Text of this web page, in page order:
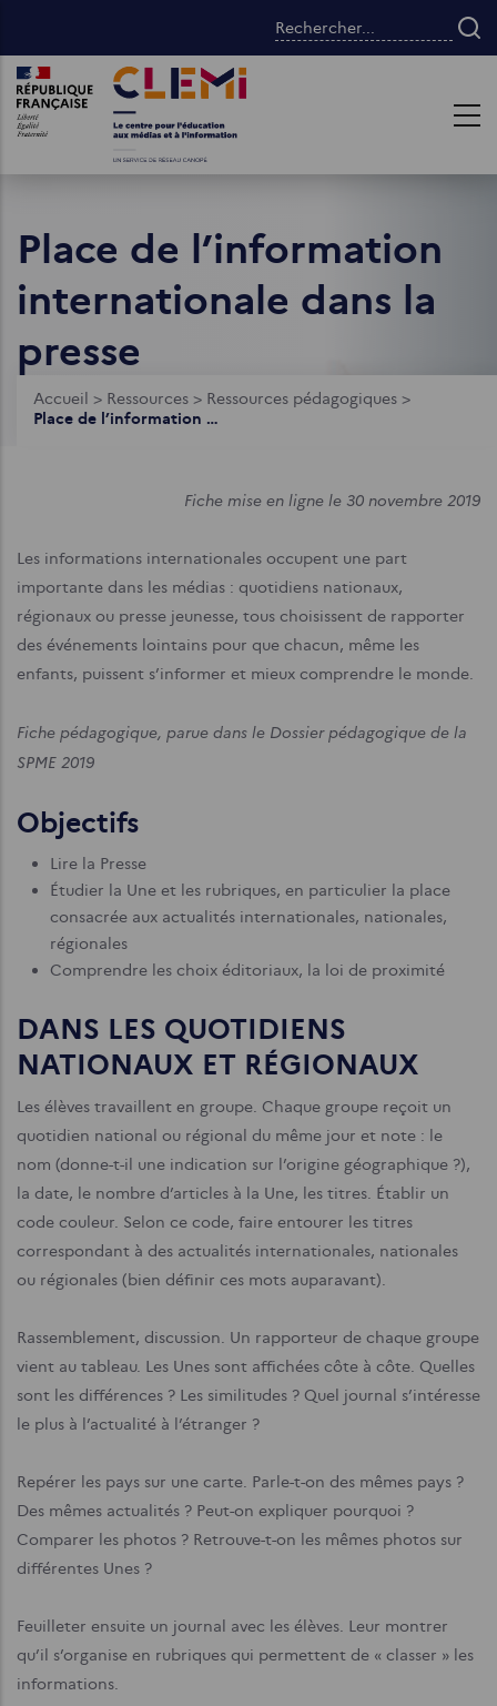
contenu
principal
Rechercher...
Images Images
Place de l’information
internationale dans la
presse
Fil
Accueil > Ressources > Ressources pédagogiques >
Place de l’information internationale dans la presse
Fiche mise en ligne le 30 novembre 2019
Les informations internationales occupent une part
importante dans les médias : quotidiens nationaux,
régionaux ou presse jeunesse, tous choisissent de rapporter
des événements lointains pour que chacun, même les
enfants, puissent s’informer et mieux comprendre le monde.
Fiche pédagogique, parue dans le Dossier pédagogique de la
SPME 2019
Objectifs
Lire la Presse
Étudier la Une et les rubriques, en particulier la place
consacrée aux actualités internationales, nationales,
régionales
Comprendre les choix éditoriaux, la loi de proximité
DANS LES QUOTIDIENS
NATIONAUX ET RÉGIONAUX
Les élèves travaillent en groupe. Chaque groupe reçoit un
quotidien national ou régional du même jour et note : le
nom (donne-t-il une indication sur l’origine géographique ?),
la date, le nombre d’articles à la Une, les titres. Établir un
code couleur. Selon ce code, faire entourer les titres
correspondant à des actualités internationales, nationales
ou régionales (bien définir ces mots auparavant).
Rassemblement, discussion. Un rapporteur de chaque groupe
vient au tableau. Les Unes sont affichées côte à côte. Quelles
sont les différences ? Les similitudes ? Quel journal s’intéresse
le plus à l’actualité à l’étranger ?
Repérer les pays sur une carte. Parle-t-on des mêmes pays ?
Des mêmes actualités ? Peut-on expliquer pourquoi ?
Comparer les photos ? Retrouve-t-on les mêmes photos sur
différentes Unes ?
Feuilleter ensuite un journal avec les élèves. Leur montrer
qu’il s’organise en rubriques qui permettent de « classer » les
informations.